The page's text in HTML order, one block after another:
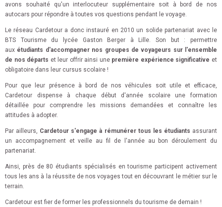
avons souhaité qu'un interlocuteur supplémentaire soit à bord de nos
autocars pour répondre à toutes vos questions pendant le voyage.
Le réseau Cardetour a donc instauré en 2010 un solide partenariat avec le
BTS Tourisme du lycée Gaston Berger à Lille. Son but : permettre
aux étudiants d'accompagner nos groupes de voyageurs sur l'ensemble
de nos départs et leur offrir ainsi une première expérience significative et
obligatoire dans leur cursus scolaire !
Pour que leur présence à bord de nos véhicules soit utile et efficace,
Cardetour dispense à chaque début d'année scolaire une formation
détaillée pour comprendre les missions demandées et connaître les
attitudes à adopter.
Par ailleurs, Cardetour s'engage à rémunérer tous les étudiants assurant
un accompagnement et veille au fil de l'année au bon déroulement du
partenariat.
Ainsi, près de 80 étudiants spécialisés en tourisme participent activement
tous les ans à la réussite de nos voyages tout en découvrant le métier sur le
terrain.
Cardetour est fier de former les professionnels du tourisme de demain !